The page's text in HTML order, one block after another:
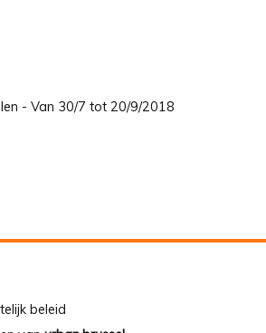
- Van 30/7 tot 20/9/2018
beleid